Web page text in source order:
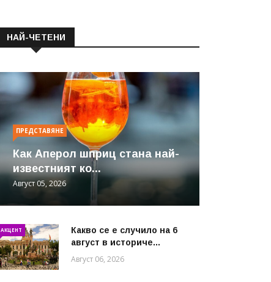
НАЙ-ЧЕТЕНИ
ПРЕДСТАВЯНЕ
Как Аперол шприц стана най-
известният ко...
Август 05, 2026
АКЦЕНТ
Какво се е случило на 6
август в историче...
Август 06, 2026